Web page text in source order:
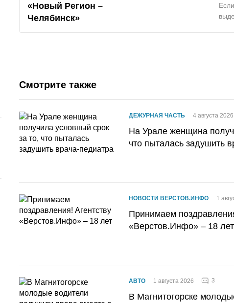
«Новый Регион –
Челябинск»
Смотрите также
ДЕЖУРНАЯ ЧАСТЬ 4 августа 2026
На Урале женщина
что пыталась задушить
НОВОСТИ ВЕРСТОВ.ИНФО 1
Принимаем
«Верстов.Инфо» – 18 лет
АВТО 1 августа 2026 3
В Магнитогорске